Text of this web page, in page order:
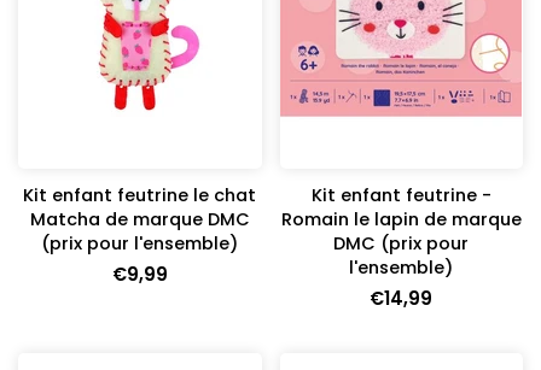
Kit enfant feutrine le chat
Matcha de marque DMC
(prix pour l'ensemble)
€9,99
Kit enfant feutrine -
Romain le lapin de marque
DMC (prix pour
l'ensemble)
€14,99